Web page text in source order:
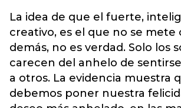
La idea de que el fuerte,
creativo, es el que no se mete
demás, no es verdad. Solo los
carecen del anhelo de
a otros. La evidencia muestra
debemos poner nuestra